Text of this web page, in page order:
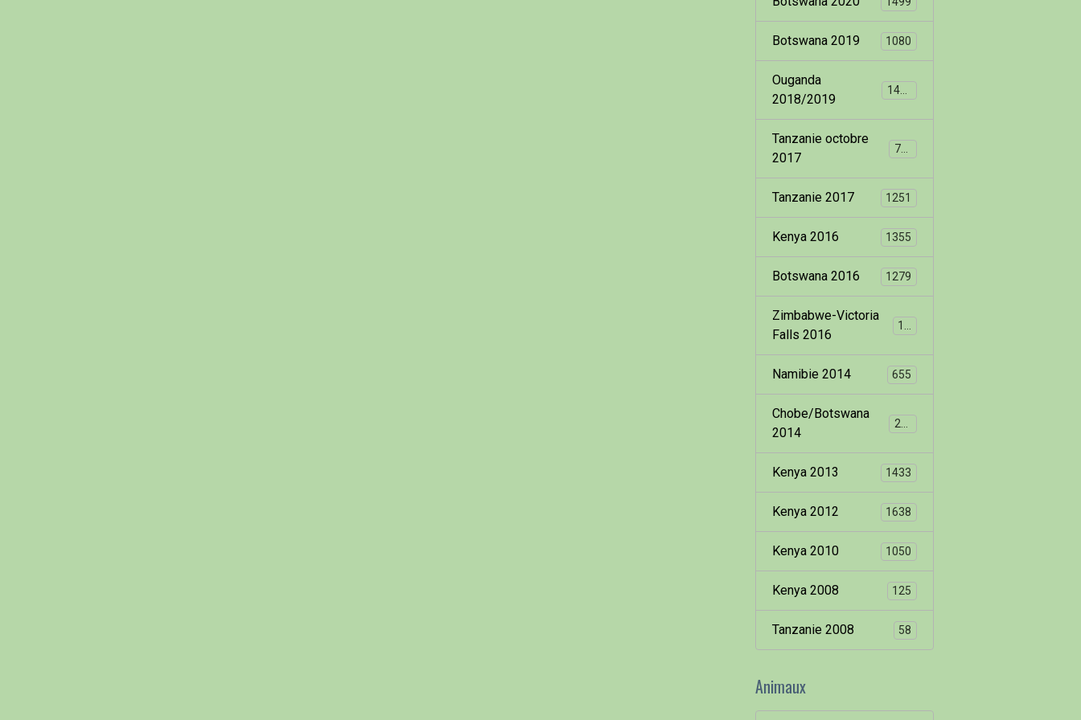
Botswana 2019 1080
Ouganda
2018/2019
Tanzanie octobre
2017
799
Tanzanie 2017 1251
Kenya 2016 1355
Botswana 2016 1279
Zimbabwe-Victoria
Falls 2016
Namibie 2014 655
Chobe/Botswana
2014
Kenya 2013 1433
Kenya 2012 1638
Kenya 2010 1050
Kenya 2008 125
Tanzanie 2008 58
Animaux